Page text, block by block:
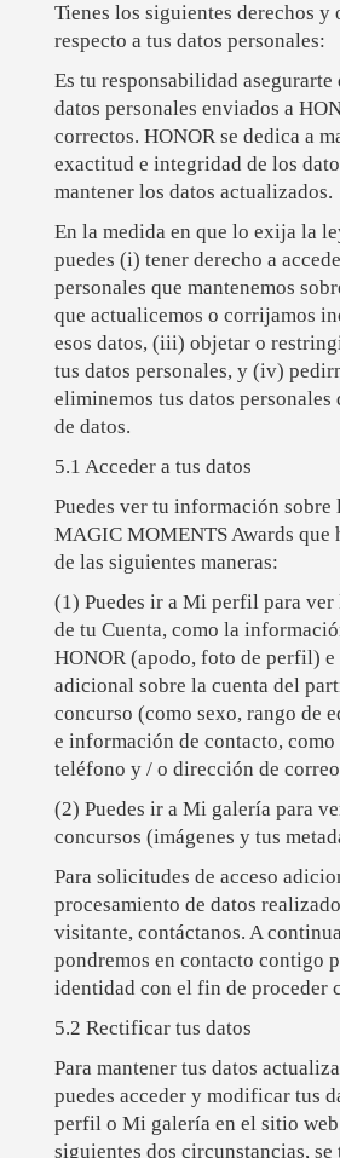
Tienes los siguientes derechos y
respecto a tus datos personales:
Es tu responsabilidad asegurarte
datos personales enviados a
correctos. HONOR se dedica a
exactitud e integridad de los
mantener los datos actualizados.
En la medida en que lo exija la
puedes (i) tener derecho a
personales que mantenemos
que actualicemos o corrijamos
esos datos, (iii) objetar o
tus datos personales, y (iv)
eliminemos tus datos personales
de datos.
5.1 Acceder a tus datos
Puedes ver tu información sobre
MAGIC MOMENTS Awards que
de las siguientes maneras:
(1) Puedes ir a Mi perfil para
de tu Cuenta, como la
HONOR (apodo, foto de perfil)
adicional sobre la cuenta del
concurso (como sexo, rango de
e información de contacto, como
teléfono y / o dirección de
(2) Puedes ir a Mi galería para
concursos (imágenes y tus
Para solicitudes de acceso
procesamiento de datos
visitante, contáctanos. A
pondremos en contacto contigo
identidad con el fin de proceder
5.2 Rectificar tus datos
Para mantener tus datos
puedes acceder y modificar tus
perfil o Mi galería en el sitio
siguientes dos circunstancias,